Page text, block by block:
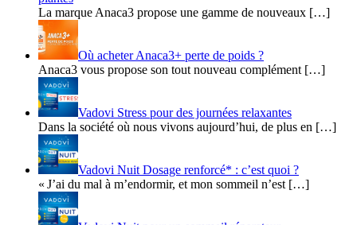
La marque Anaca3 propose une gamme de nouveaux […]
Où acheter Anaca3+ perte de poids ?
Anaca3 vous propose son tout nouveau complément […]
Vadovi Stress pour des journées relaxantes
Dans la société où nous vivons aujourd’hui, de plus en […]
Vadovi Nuit Dosage renforcé* : c’est quoi ?
« J’ai du mal à m’endormir, et mon sommeil n’est […]